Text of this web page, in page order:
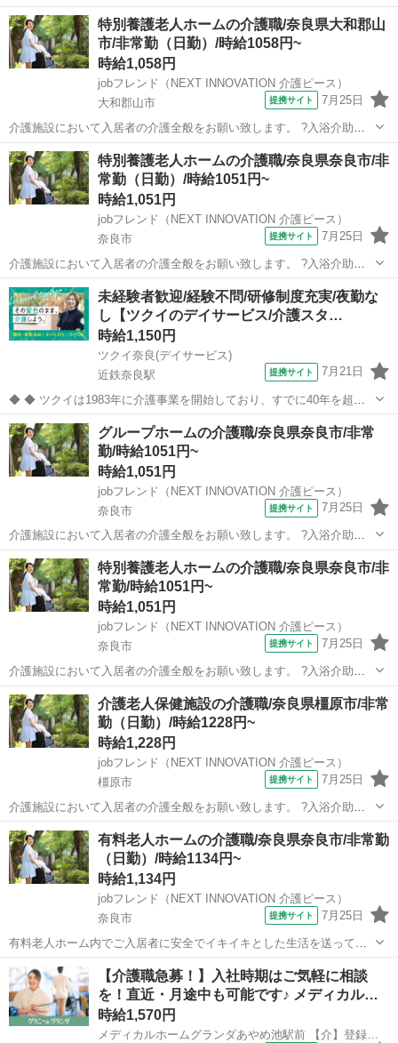
備》 ┏━━━━━━━━━━━━━━┓ お仕事内容
━━━━━━━━━━━━━━┛ デイサービス施設での利用者様の生
活サポートスタッフ 〈1〉利用...
奈良 大和高田市 尺土駅
特別養護老人ホームの介護職/奈良県大和郡山
市/非常勤（日勤）/時給1058円~
時給1,058円
jobフレンド（NEXT INNOVATION 介護ピース）
大和郡山市
提携サイト 7月25日
介護施設において入居者の介護全般をお願い致します。 ?入浴介助：
入居者の着替え、入浴、洗身、洗髪等のサポート ?食事介助：入居者
の摂食、服薬等のサポート ?排泄介助：入居者のトイレへの誘導、排
泄補助、オムツ交換等のサポート ...
奈良 大和郡山市 介護
特別養護老人ホームの介護職/奈良県奈良市/非
常勤（日勤）/時給1051円~
時給1,051円
jobフレンド（NEXT INNOVATION 介護ピース）
奈良市
提携サイト 7月25日
介護施設において入居者の介護全般をお願い致します。 ?入浴介助：
入居者の着替え、入浴、洗身、洗髪等のサポート ?食事介助：入居者
の摂食、服薬等のサポート ?排泄介助：入居者のトイレへの誘導、排
泄補助、オムツ交換等のサポート ...
奈良 奈良市 介護
未経験者歓迎/経験不問/研修制度充実/夜勤な
し【ツクイのデイサービス/介護スタ…
時給1,150円
ツクイ奈良(デイサービス)
近鉄奈良駅
提携サイト 7月21日
◆ ◆ ツクイは1983年に介護事業を開始しており、すでに40年を超え
る歴史を有しています。デイサービスでは業界トップクラス！ ◆グル
ープ会社の経営管理 ◆在宅介護サービス:デイサービス/訪問介護/訪問
入浴/訪問看護/...
奈良 奈良市 近鉄奈良駅 介護
グループホームの介護職/奈良県奈良市/非常
勤/時給1051円~
時給1,051円
jobフレンド（NEXT INNOVATION 介護ピース）
奈良市
提携サイト 7月25日
介護施設において入居者の介護全般をお願い致します。 ?入浴介助：
入居者の着替え、入浴、洗身、洗髪等のサポート ?食事介助：入居者
の摂食、服薬等のサポート ?排泄介助：入居者のトイレへの誘導、排
泄補助、オムツ交換等のサポ...
奈良 奈良市 介護
特別養護老人ホームの介護職/奈良県奈良市/非
常勤/時給1051円~
時給1,051円
jobフレンド（NEXT INNOVATION 介護ピース）
奈良市
提携サイト 7月25日
介護施設において入居者の介護全般をお願い致します。 ?入浴介助：
入居者の着替え、入浴、洗身、洗髪等のサポート ?食事介助：入居者
の摂食、服薬等のサポート ?排泄介助：入居者のトイレへの誘導、排
泄補助、オムツ交換等のサポ...
奈良 奈良市 介護
介護老人保健施設の介護職/奈良県橿原市/非常
勤（日勤）/時給1228円~
時給1,228円
jobフレンド（NEXT INNOVATION 介護ピース）
橿原市
提携サイト 7月25日
介護施設において入居者の介護全般をお願い致します。 ?入浴介助：
入居者の着替え、入浴、洗身、洗髪等のサポート ?食事介助：入居者
の摂食、服薬等のサポート ?排泄介助：入居者のトイレへの誘導、排
泄補助、オムツ交換等のサポ...
奈良 橿原市 介護
有料老人ホームの介護職/奈良県奈良市/非常勤
（日勤）/時給1134円~
時給1,134円
jobフレンド（NEXT INNOVATION 介護ピース）
奈良市
提携サイト 7月25日
有料老人ホーム内でご入居者に安全でイキイキとした生活を送って頂
く為の介護の仕事です。 ▼具体的には… ・身体介護 食事介助 /
排泄介助 / 入浴介助 ・生活援助 衣類の洗濯 / お部屋の掃除機
かけ ・催し物...
奈良 奈良市 介護
【介護職急募！】入社時期はご気軽に相談
を！直近・月途中も可能です♪ メディカル…
時給1,570円
メディカルホームグランダあやめ池駅前 【介】登録スタッフ